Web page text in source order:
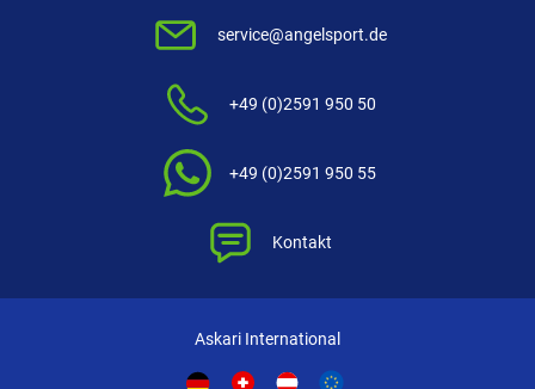
service@angelsport.de
+49 (0)2591 950 50
+49 (0)2591 950 55
Kontakt
Askari International